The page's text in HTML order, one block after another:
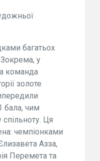
багатьох
у
команда
золоте
бала, чим
Ця
чемпіонками
Азза,
Перемета та